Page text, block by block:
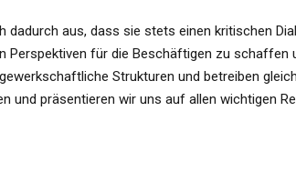
dadurch aus, dass sie stets einen kritischen
Perspektiven für die Beschäftigen zu
Strukturen und betreiben
und präsentieren wir uns auf allen wichtigen